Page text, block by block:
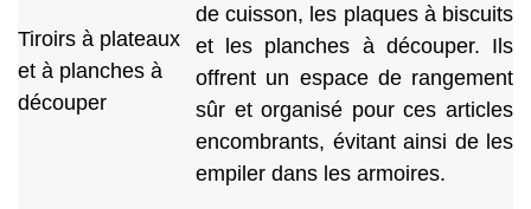
Tiroirs à plateaux
et à planches à
découper
de cuisson, les plaques à biscuits
et les planches à découper. Ils
offrent un espace de rangement
sûr et organisé pour ces articles
encombrants, évitant ainsi de les
empiler dans les armoires.